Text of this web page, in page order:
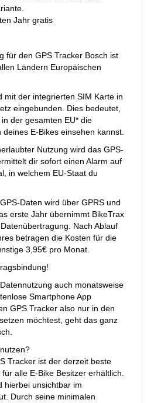
Jahr gratis
für den GPS Tracker Bosch ist
Ländern Europäischen
mit der integrierten SIM Karte in
eingebunden. Dies bedeutet,
der gesamten EU* die
E-Bikes einsehen kannst.
Nutzung wird das GPS-
dir sofort einen Alarm auf
in welchem EU-Staat du
Daten wird über GPRS und
erste Jahr übernimmt BikeTrax
Nach Ablauf
betragen die Kosten für die
3,95€ pro Monat.
auch monatsweise
Smartphone App
GPS Tracker also nur in den
möchtest, geht das ganz
Tracker ist der derzeit beste
alle E-Bike Besitzer erhältlich.
hierbei unsichtbar im
Durch seine minimalen